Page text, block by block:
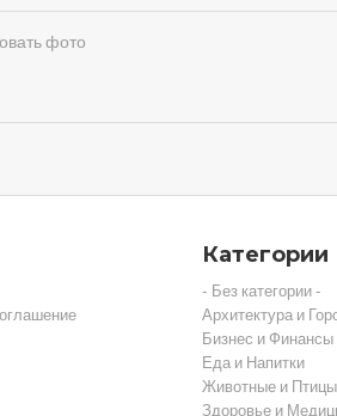
фото
Категории
- Без категории -
Архитектура и
Бизнес и Финансы
Еда и Напитки
Животные и Птицы
Здоровье и